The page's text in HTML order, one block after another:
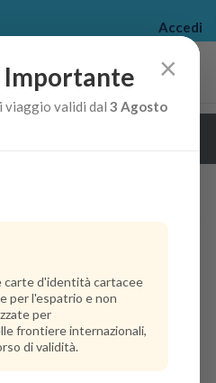
>
Accedi
crociera
×
Importante
viaggio validi dal3 Agosto
carte d'identità cartacee
per l'espatrio e non
per
frontiere internazionali,
di validità.